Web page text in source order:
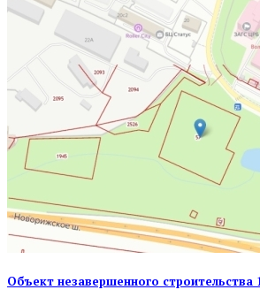
Объект незавершенного строительства